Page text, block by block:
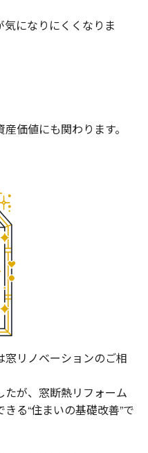
になりにくくなりま
価値にも関わります。
窓リノベーションのご相
が、窓断熱リフォーム
る“住まいの基礎改善”で